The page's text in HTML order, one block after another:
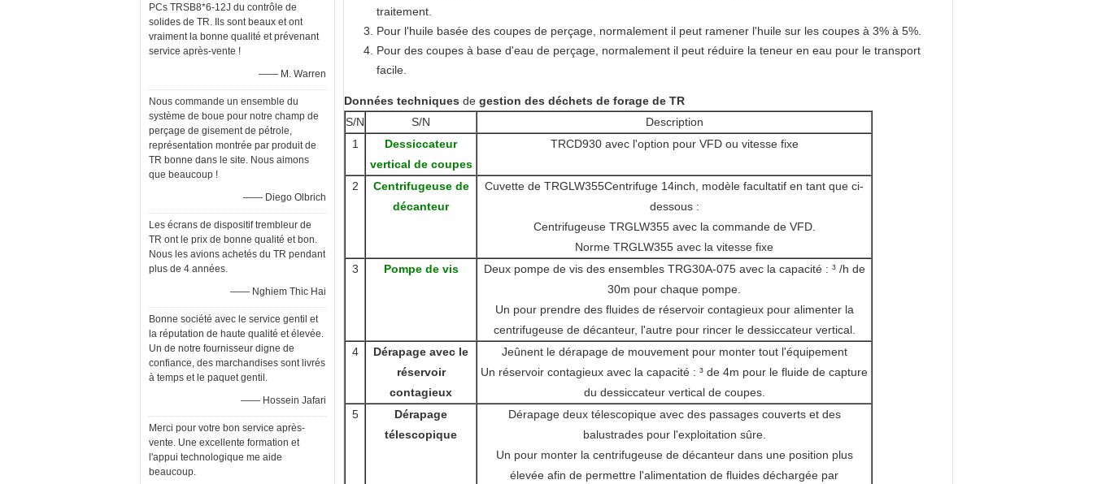
PCs TRSB8*6-12J du contrôle de
solides de TR. Ils sont beaux et ont
vraiment la bonne qualité et prévenant
service après-vente !
—— M. Warren
Nous commande un ensemble du
système de boue pour notre champ de
perçage de gisement de pétrole,
représentation montrée par produit de
TR bonne dans le site. Nous aimons
que beaucoup !
—— Diego Olbrich
Les écrans de dispositif trembleur de
TR ont le prix de bonne qualité et bon.
Nous les avions achetés du TR pendant
plus de 4 années.
—— Nghiem Thic Hai
Bonne société avec le service gentil et
la réputation de haute qualité et élevée.
Un de notre fournisseur digne de
confiance, des marchandises sont livrés
à temps et le paquet gentil.
—— Hossein Jafari
Merci pour votre bon service après-
vente. Une excellente formation et
l'appui technologique me aide
beaucoup.
traitement.
Pour l'huile basée des coupes de perçage, normalement il peut ramener l'huile sur les coupes à 3% à 5%.
Pour des coupes à base d'eau de perçage, normalement il peut réduire la teneur en eau pour le transport
facile.
Données techniques de gestion des déchets de forage de TR
S/N
S/N
Description
1
Dessiccateur
vertical de coupes
TRCD930 avec l'option pour VFD ou vitesse fixe
2
Centrifugeuse de
décanteur
Cuvette de TRGLW355Centrifuge 14inch, modèle facultatif en tant que ci-
dessous :
Centrifugeuse TRGLW355 avec la commande de VFD.
Norme TRGLW355 avec la vitesse fixe
3
Pompe de vis
Deux pompe de vis des ensembles TRG30A-075 avec la capacité : ³ /h de
30m pour chaque pompe.
Un pour prendre des fluides de réservoir contagieux pour alimenter la
centrifugeuse de décanteur, l'autre pour rincer le dessiccateur vertical.
4
Dérapage avec le
réservoir
contagieux
Jeûnent le dérapage de mouvement pour monter tout l'équipement
Un réservoir contagieux avec la capacité : ³ de 4m pour le fluide de capture
du dessiccateur vertical de coupes.
5
Dérapage
télescopique
Dérapage deux télescopique avec des passages couverts et des
balustrades pour l'exploitation sûre.
Un pour monter la centrifugeuse de décanteur dans une position plus
élevée afin de permettre l'alimentation de fluides déchargée par